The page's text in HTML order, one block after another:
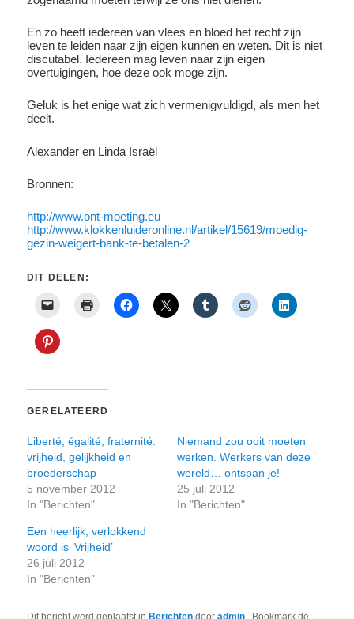
En zo heeft iedereen van vlees en bloed het recht zijn
leven te leiden naar zijn eigen kunnen en weten. Dit is niet
discutabel. Iedereen mag leven naar zijn eigen
overtuigingen, hoe deze ook moge zijn.
Geluk is het enige wat zich vermenigvuldigd, als men het
deelt.
Alexander en Linda Israël
Bronnen:
http://www.ont-moeting.eu
http://www.klokkenluideronline.nl/artikel/15619/moedig-
gezin-weigert-bank-te-betalen-2
DIT DELEN:
GERELATEERD
Liberté, égalité, fraternité:
vrijheid, gelijkheid en
broederschap
5 november 2012
In "Berichten"
Niemand zou ooit moeten
werken. Werkers van deze
wereld… ontspan je!
25 juli 2012
In "Berichten"
Een heerlijk, verlokkend
woord is ‘Vrijheid’
26 juli 2012
In "Berichten"
Dit bericht werd geplaatst inBerichten dooradmin . Bookmark de